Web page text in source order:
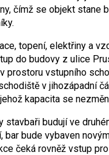
čímž se objekt stane
topení, elektřiny a
do budovy z ulice
prostoru vstupního
v jihozápadní
kapacita se
budují ve
bude vybaven
čeká rovněž vstup